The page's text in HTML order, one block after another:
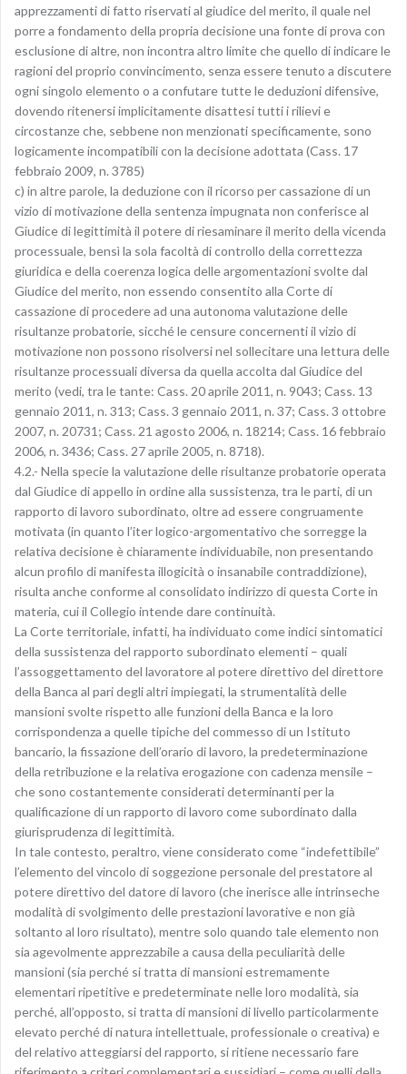
apprezzamenti di fatto riservati al giudice del merito, il quale nel
porre a fondamento della propria decisione una fonte di prova con
esclusione di altre, non incontra altro limite che quello di indicare le
ragioni del proprio convincimento, senza essere tenuto a discutere
ogni singolo elemento o a confutare tutte le deduzioni difensive,
dovendo ritenersi implicitamente disattesi tutti i rilievi e
circostanze che, sebbene non menzionati specificamente, sono
logicamente incompatibili con la decisione adottata (Cass. 17
febbraio 2009, n. 3785)
c) in altre parole, la deduzione con il ricorso per cassazione di un
vizio di motivazione della sentenza impugnata non conferisce al
Giudice di legittimità il potere di riesaminare il merito della vicenda
processuale, bensì la sola facoltà di controllo della correttezza
giuridica e della coerenza logica delle argomentazioni svolte dal
Giudice del merito, non essendo consentito alla Corte di
cassazione di procedere ad una autonoma valutazione delle
risultanze probatorie, sicché le censure concernenti il vizio di
motivazione non possono risolversi nel sollecitare una lettura delle
risultanze processuali diversa da quella accolta dal Giudice del
merito (vedi, tra le tante: Cass. 20 aprile 2011, n. 9043; Cass. 13
gennaio 2011, n. 313; Cass. 3 gennaio 2011, n. 37; Cass. 3 ottobre
2007, n. 20731; Cass. 21 agosto 2006, n. 18214; Cass. 16 febbraio
2006, n. 3436; Cass. 27 aprile 2005, n. 8718).
4.2.- Nella specie la valutazione delle risultanze probatorie operata
dal Giudice di appello in ordine alla sussistenza, tra le parti, di un
rapporto di lavoro subordinato, oltre ad essere congruamente
motivata (in quanto l’iter logico-argomentativo che sorregge la
relativa decisione è chiaramente individuabile, non presentando
alcun profilo di manifesta illogicità o insanabile contraddizione),
risulta anche conforme al consolidato indirizzo di questa Corte in
materia, cui il Collegio intende dare continuità.
La Corte territoriale, infatti, ha individuato come indici sintomatici
della sussistenza del rapporto subordinato elementi – quali
l’assoggettamento del lavoratore al potere direttivo del direttore
della Banca al pari degli altri impiegati, la strumentalità delle
mansioni svolte rispetto alle funzioni della Banca e la loro
corrispondenza a quelle tipiche del commesso di un Istituto
bancario, la fissazione dell’orario di lavoro, la predeterminazione
della retribuzione e la relativa erogazione con cadenza mensile –
che sono costantemente considerati determinanti per la
qualificazione di un rapporto di lavoro come subordinato dalla
giurisprudenza di legittimità.
In tale contesto, peraltro, viene considerato come “indefettibile”
l’elemento del vincolo di soggezione personale del prestatore al
potere direttivo del datore di lavoro (che inerisce alle intrinseche
modalità di svolgimento delle prestazioni lavorative e non già
soltanto al loro risultato), mentre solo quando tale elemento non
sia agevolmente apprezzabile a causa della peculiarità delle
mansioni (sia perché si tratta di mansioni estremamente
elementari ripetitive e predeterminate nelle loro modalità, sia
perché, all’opposto, si tratta di mansioni di livello particolarmente
elevato perché di natura intellettuale, professionale o creativa) e
del relativo atteggiarsi del rapporto, si ritiene necessario fare